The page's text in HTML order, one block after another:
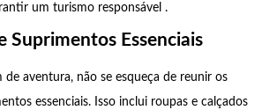
um turismo responsável .
Suprimentos Essenciais
de aventura, não se esqueça de reunir os
essenciais. Isso inclui roupas e calçados